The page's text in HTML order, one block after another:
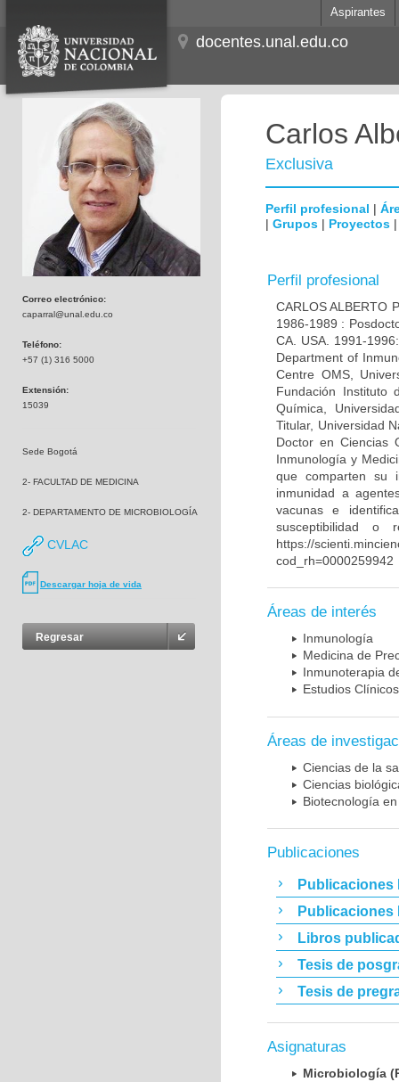
Aspirantes
docentes.unal.edu.co
Correo electrónico:
caparral@unal.edu.co
Teléfono:
+57 (1) 316 5000
Extensión:
15039
Sede Bogotá
2- FACULTAD DE MEDICINA
2- DEPARTAMENTO DE MICROBIOLOGÍA
CVLAC
Descargar hoja de vida
Regresar
Carlos
Exclusiva
Perfil profesional |
| Grupos | Proyectos
Perfil profesional
CARLOS ALBERTO
1986-1989 :
CA. USA. 1991-
Department of
Centre OMS,
Fundación Instituto
Química,
Titular, Universidad
Doctor en Ciencias
Inmunología y
que comparten su
inmunidad a
vacunas e
susceptibilidad o
https://
cod_rh=0000259942
Áreas de interés
Inmunología
Medicina de
Inmunoterapia
Estudios Clínicos
Áreas de
Ciencias de la
Ciencias
Biotecnología
Publicaciones
Publicaciones
Publicaciones
Libros
Tesis de
Tesis de
Asignaturas
Microbiología